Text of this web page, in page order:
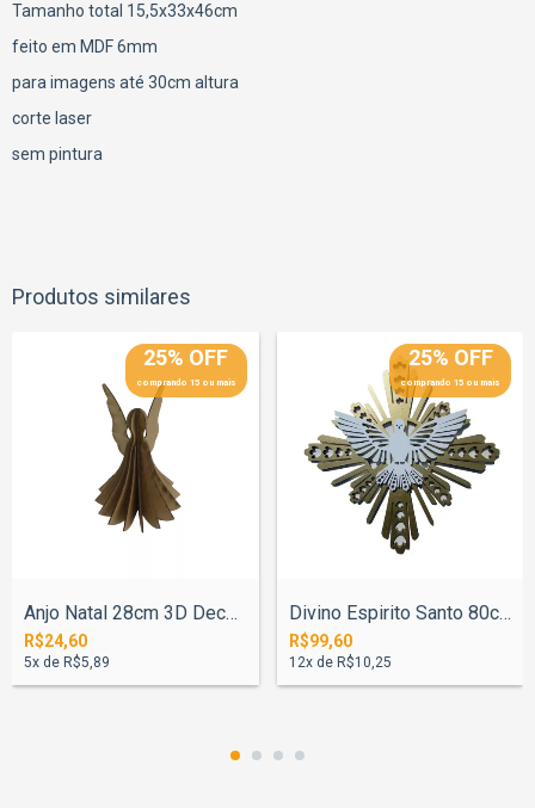
Tamanho total 15,5x33x46cm
feito em MDF 6mm
para imagens até 30cm altura
corte laser
sem pintura
Produtos similares
25% OFF
comprando 15 ou mais
Anjo Natal 28cm 3D Decoração Mesa
R$24,60
5x de R$5,89
25% OFF
comprando 15 ou mais
Divino Espirito Santo 80cm Nº4 - Pintado
R$99,60
12x de R$10,25